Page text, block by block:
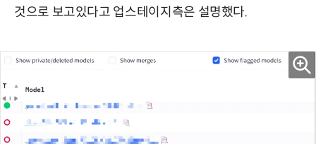
것으로 보고있다고 업스테이지측은 설명했다.